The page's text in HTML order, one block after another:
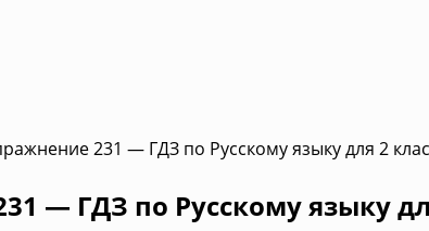
231 — ГДЗ по Русскому языку для 2
— ГДЗ по Русскому языку